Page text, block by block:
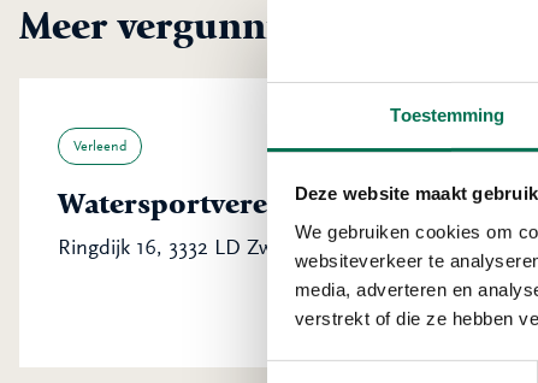
Toestemming
Deze website maakt
We gebruiken cookies om
websiteverkeer te
media, adverteren en
verstrekt of die ze hebben
Meer vergunningen uit
Verleend
Watersportvereniging Zwijndrecht
Ringdijk 16, 3332 LD Zwijndrecht